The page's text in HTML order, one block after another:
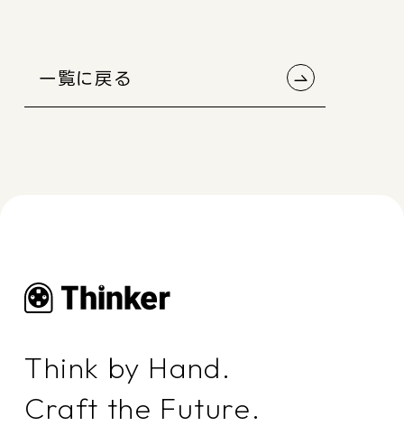
一覧に戻る
Think by Hand.
Craft the Future.